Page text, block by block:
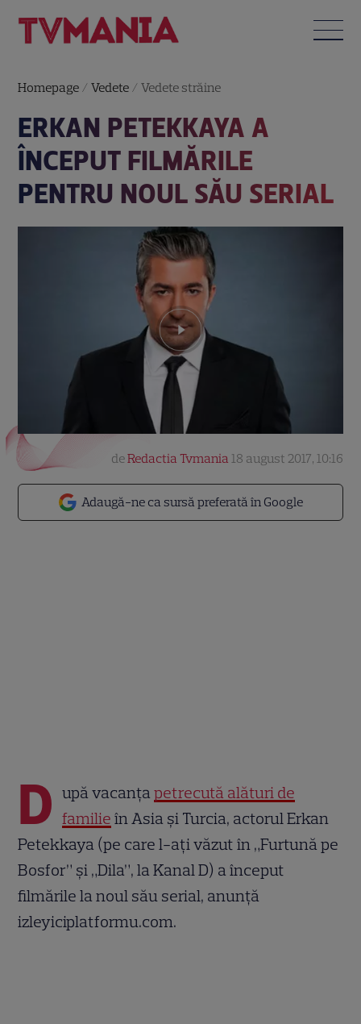
Homepage /Vedete /Vedete străine
ERKAN PETEKKAYA A
ÎNCEPUT FILMĂRILE
PENTRU NOUL SĂU SERIAL
Adaugă-ne ca sursă preferată în Google
deRedactia Tvmania 18 august 2017, 10:16
D upă vacanţapetrecută alături de
familie în Asia şi Turcia, actorul Erkan
Petekkaya (pe care l-aţi văzut în „Furtună pe
Bosfor” și „Dila”, la Kanal D) a început
filmările la noul său serial, anunţă
izleyiciplatformu.com.